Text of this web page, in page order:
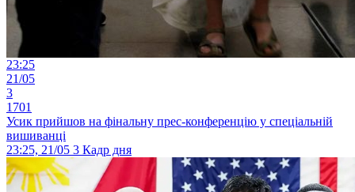
23:25
21/05
3
1701
Усик прийшов на фінальну прес-конференцію у спеціальній
вишиванці
23:25, 21/05 3 Кадр дня